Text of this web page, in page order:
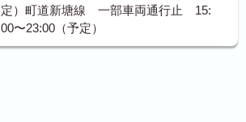
定）町道新塘線 一部車両通行止 15:
00〜23:00（予定）